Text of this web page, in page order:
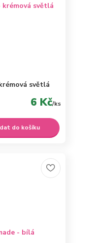
světlá
6 Kč/ks
do košíku